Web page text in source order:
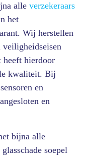
alle verzekeraars
het
Wij herstellen
heeft hierdoor
kwaliteit. Bij
en
en
bijna alle
soepel